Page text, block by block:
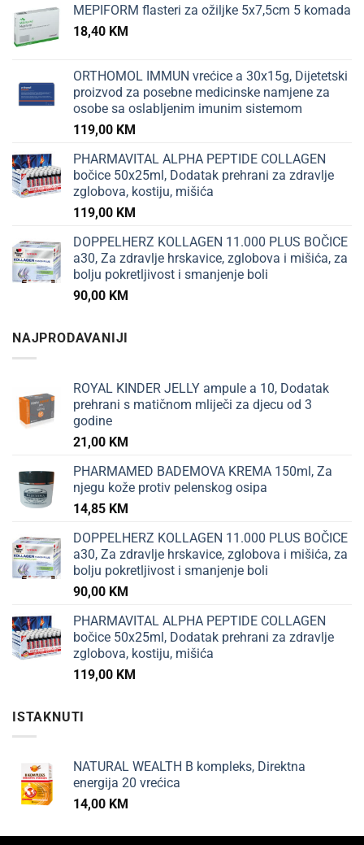
MEPIFORM flasteri za ožiljke 5x7,5cm 5 komada
18,40 KM
ORTHOMOL IMMUN vrećice a 30x15g, Dijetetski
proizvod za posebne medicinske namjene za
osobe sa oslabljenim imunim sistemom
119,00 KM
PHARMAVITAL ALPHA PEPTIDE COLLAGEN
bočice 50x25ml, Dodatak prehrani za zdravlje
zglobova, kostiju, mišića
119,00 KM
DOPPELHERZ KOLLAGEN 11.000 PLUS BOČICE
a30, Za zdravlje hrskavice, zglobova i mišića, za
bolju pokretljivost i smanjenje boli
90,00 KM
NAJPRODAVANIJI
ROYAL KINDER JELLY ampule a 10, Dodatak
prehrani s matičnom mliječi za djecu od 3
godine
21,00 KM
PHARMAMED BADEMOVA KREMA 150ml, Za
njegu kože protiv pelenskog osipa
14,85 KM
DOPPELHERZ KOLLAGEN 11.000 PLUS BOČICE
a30, Za zdravlje hrskavice, zglobova i mišića, za
bolju pokretljivost i smanjenje boli
90,00 KM
PHARMAVITAL ALPHA PEPTIDE COLLAGEN
bočice 50x25ml, Dodatak prehrani za zdravlje
zglobova, kostiju, mišića
119,00 KM
ISTAKNUTI
NATURAL WEALTH B kompleks, Direktna
energija 20 vrećica
14,00 KM